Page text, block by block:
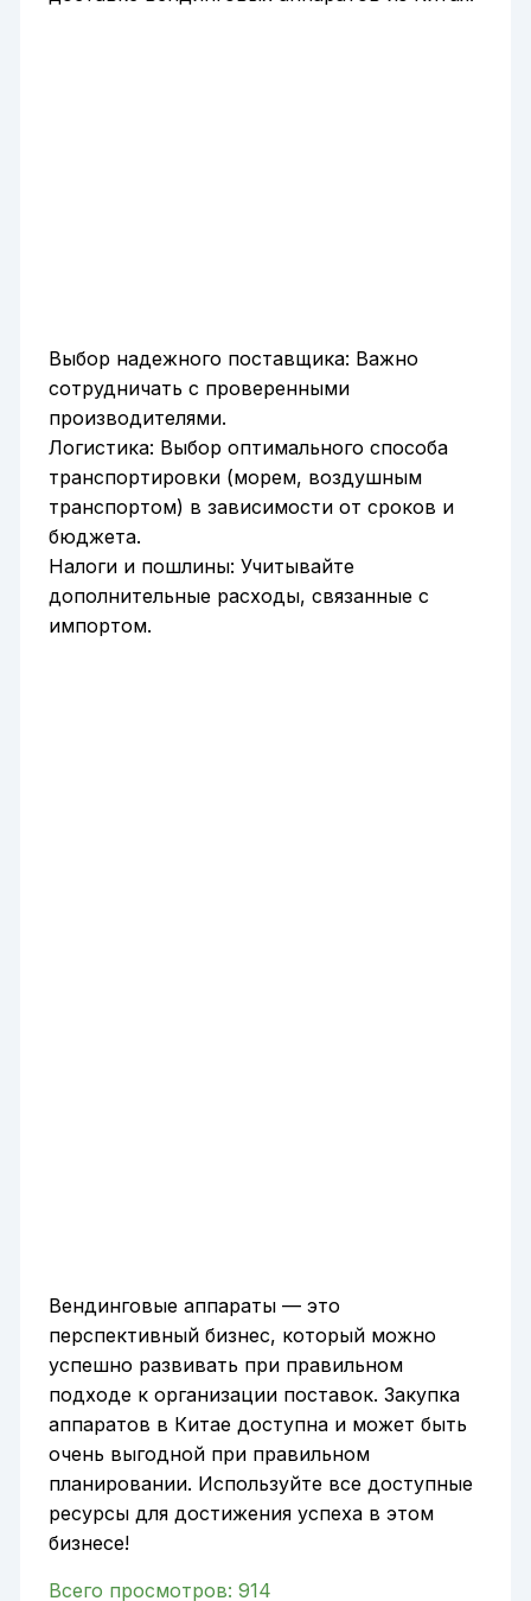
Выбор надежного поставщика: Важно
сотрудничать с проверенными
производителями.
Логистика: Выбор оптимального способа
транспортировки (морем, воздушным
транспортом) в зависимости от сроков и
бюджета.
Налоги и пошлины: Учитывайте
дополнительные расходы, связанные с
импортом.
Вендинговые аппараты — это
перспективный бизнес, который можно
успешно развивать при правильном
подходе к организации поставок. Закупка
аппаратов в Китае доступна и может быть
очень выгодной при правильном
планировании. Используйте все доступные
ресурсы для достижения успеха в этом
бизнесе!
Всего просмотров: 914